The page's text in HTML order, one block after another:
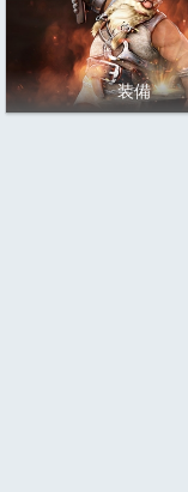
装備